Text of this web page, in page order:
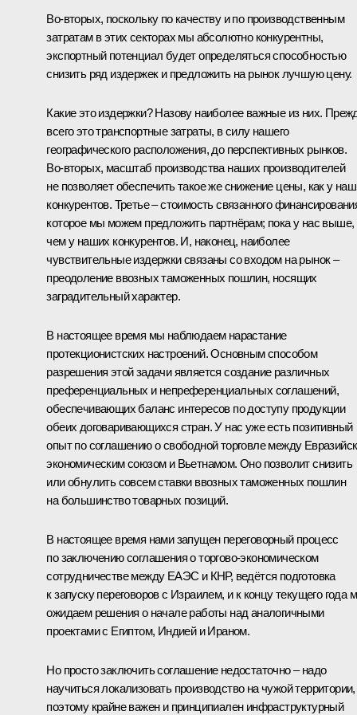
Во‑вторых, поскольку по качеству и по производственным
затратам в этих секторах мы абсолютно конкурентны,
экспортный потенциал будет определяться способностью
снизить ряд издержек и предложить на рынок лучшую цену.
Какие это издержки? Назову наиболее важные из них.
всего это транспортные затраты, в силу нашего
географического расположения, до перспективных рынков.
Во‑вторых, масштаб производства наших производителей
не позволяет обеспечить такое же снижение цены, как у
конкурентов. Третье – стоимость связанного
которое мы можем предложить партнёрам; пока у нас выше,
чем у наших конкурентов. И, наконец, наиболее
чувствительные издержки связаны со входом на рынок –
преодоление ввозных таможенных пошлин, носящих
заградительный характер.
В настоящее время мы наблюдаем нарастание
протекционистских настроений. Основным способом
разрешения этой задачи является создание различных
преференциальных и непреференциальных соглашений,
обеспечивающих баланс интересов по доступу продукции
обеих договаривающихся стран. У нас уже есть позитивный
опыт по соглашению о свободной торговле между
экономическим союзом и Вьетнамом. Оно позволит снизить
или обнулить совсем ставки ввозных таможенных пошлин
на большинство товарных позиций.
В настоящее время нами запущен переговорный процесс
по заключению соглашения о торгово-экономическом
сотрудничестве между ЕАЭС и КНР, ведётся подготовка
к запуску переговоров с Израилем, и к концу текущего года
ожидаем решения о начале работы над аналогичными
проектами с Египтом, Индией и Ираном.
Но просто заключить соглашение недостаточно – надо
научиться локализовать производство на чужой территории,
поэтому крайне важен и принципиален инфраструктурный